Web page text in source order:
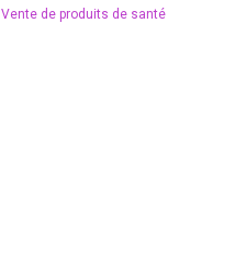
Vente de produits de santé